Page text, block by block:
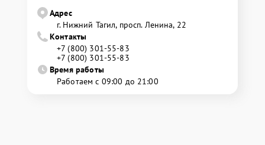
Адрес
г. Нижний Тагил, просп. Ленина, 22
Контакты
+7 (800) 301-55-83
+7 (800) 301-55-83
Время работы
Работаем с 09:00 до 21:00